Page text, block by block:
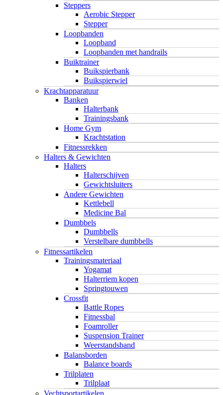
Steppers
Aerobic Stepper
Stepper
Loopbanden
Loopband
Loopbanden met handrails
Buiktrainer
Buikspierbank
Buikspierwiel
Krachtapparatuur
Banken
Halterbank
Trainingsbank
Home Gym
Krachtstation
Fitnessrekken
Halters & Gewichten
Halters
Halterschijven
Gewichtsluiters
Andere Gewichten
Kettlebell
Medicine Bal
Dumbbels
Dumbbells
Verstelbare dumbbells
Fitnessartikelen
Trainingsmateriaal
Yogamat
Halterriem kopen
Springtouwen
Crossfit
Battle Ropes
Fitnessbal
Foamroller
Suspension Trainer
Weerstandsband
Balansborden
Balance boards
Trilplaten
Trilplaat
Vechtsportartikelen